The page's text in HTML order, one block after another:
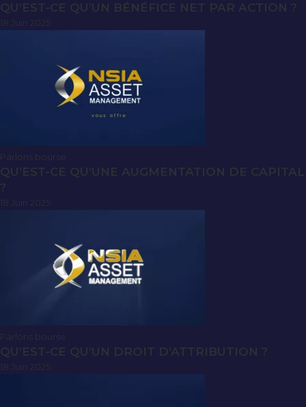
QU’EST-CE QU’UN BÉNÉFICE NET PAR ACTION ?
18 Juin 2025
QU’EST-CE QU’UNE AUGMENTATION DE CAPITAL
?
18 Juin 2025
QU’EST-CE QU’UN DROIT D’ATTRIBUTION ?
18 Juin 2025